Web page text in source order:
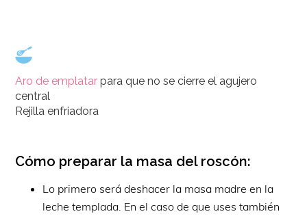
Aro de emplatar para que no se cierre el agujero
central
Rejilla enfriadora
Cómo preparar la masa del roscón:
Lo primero será deshacer la masa madre en la
leche templada. En el caso de que uses también